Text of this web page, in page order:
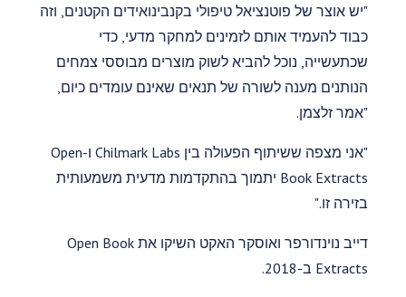
"יש אוצר של פוטנציאל טיפולי בקנבינואידים הקטנים, וזה
כבוד להעמיד אותם לזמינים למחקר מדעי, כדי
שכתעשייה, נוכל להביא לשוק מוצרים מבוססי צמחים
הנותנים מענה לשורה של תנאים שאינם עומדים כיום,
"אמר זלצמן.
"אני מצפה ששיתוף הפעולה בין Chilmark Labs ו-Open
Book Extracts יתמוך בהתקדמות מדעית משמעותית
בזירה זו."
דייב נוינדורפר ואוסקר האקט השיקו את Open Book
Extracts ב-2018.